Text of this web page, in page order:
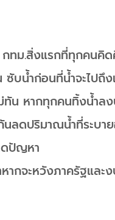
กทม.สิ่งแรกที่ทุกคนคิ
ซับน้ำก่อนที่น้ำจะไปถึ
ทัน หากทุกคนทิ้งน้ำล
ลดปริมาณน้ำที่ระบา
ปัญหา
หากจะหวังภาครัฐแล